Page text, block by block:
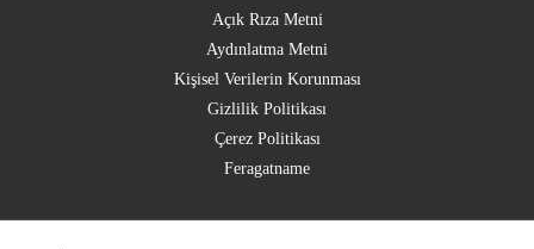
Açık Rıza Metni
Aydınlatma Metni
Kişisel Verilerin Korunması
Gizlilik Politikası
Çerez Politikası
Feragatname